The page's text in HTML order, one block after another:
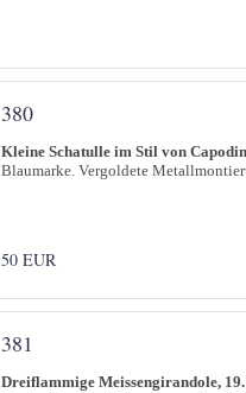
380
Kleine Schatulle im Stil von
Blaumarke. Vergoldete
50 EUR
381
Dreiflammige Meissengirandole,